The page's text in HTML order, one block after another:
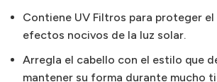
Contiene UV Filtros para proteger
efectos nocivos de la luz solar.
Arregla el cabello con el estilo que
mantener su forma durante mucho